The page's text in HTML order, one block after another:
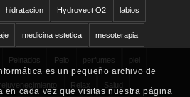
hidratacion Hydrovect O2 labios
medicina estetica mesoterapia
Peinados Pelo perfumes piel
rejuvenecimiento Relax Salud
es un pequeño archivo de
en cada vez que visitas nuestra página